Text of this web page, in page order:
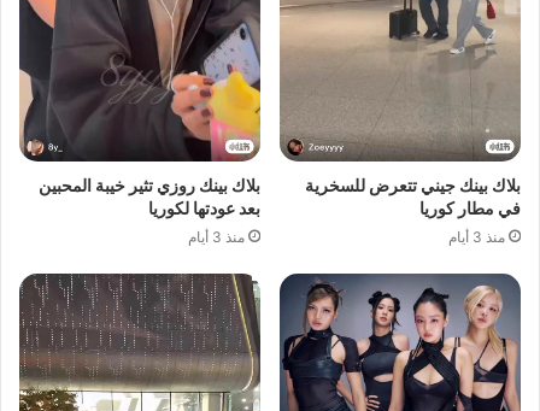
بلاك بينك جيني تتعرض للسخرية
في مطار كوريا
منذ 3 أيام
بلاك بينك روزي تثير خيبة المحبين
بعد عودتها لكوريا
منذ 3 أيام